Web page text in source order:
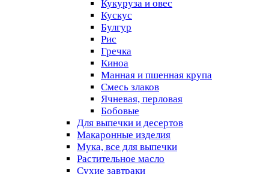
Кукуруза и овес
Кускус
Булгур
Рис
Гречка
Киноа
Манная и пшенная крупа
Смесь злаков
Ячневая, перловая
Бобовые
Для выпечки и десертов
Макаронные изделия
Мука, все для выпечки
Растительное масло
Сухие завтраки